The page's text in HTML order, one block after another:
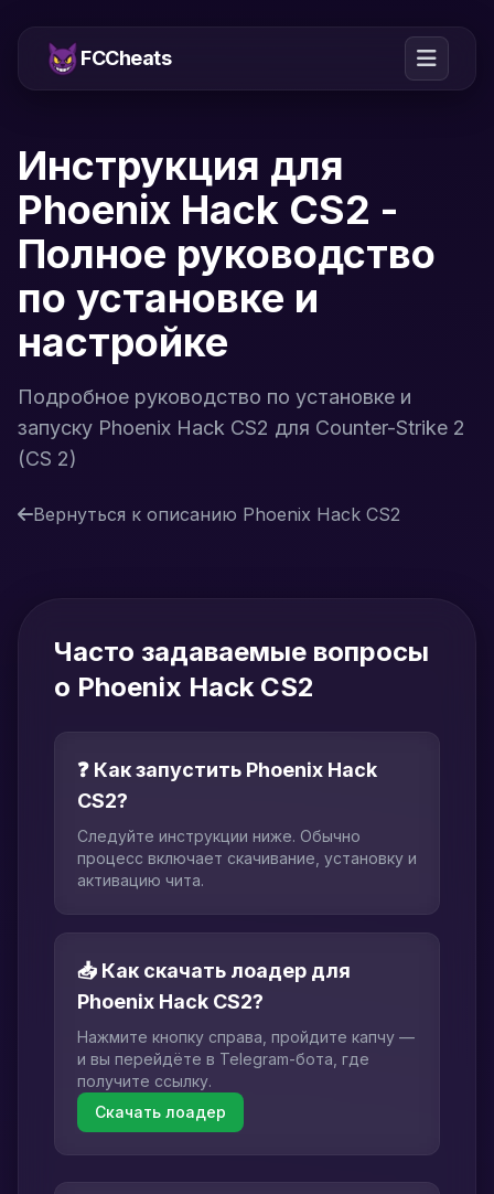
FCCheats
Инструкция для
Phoenix Hack CS2 -
Полное руководство
по установке и
настройке
Подробное руководство по установке и
запуску Phoenix Hack CS2 для Counter-Strike 2
(CS 2)
Вернуться к описанию Phoenix Hack CS2
Часто задаваемые вопросы
о Phoenix Hack CS2
❓ Как запустить Phoenix Hack
CS2?
Следуйте инструкции ниже. Обычно
процесс включает скачивание, установку и
активацию чита.
📥 Как скачать лоадер для
Phoenix Hack CS2?
Нажмите кнопку справа, пройдите капчу —
и вы перейдёте в Telegram-бота, где
получите ссылку.
Скачать лоадер